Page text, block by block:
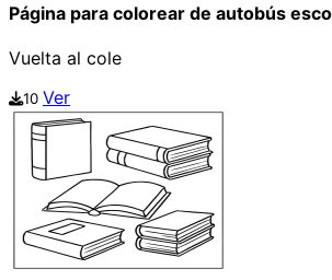
Página para colorear de autobús
Vuelta al cole
10 Ver